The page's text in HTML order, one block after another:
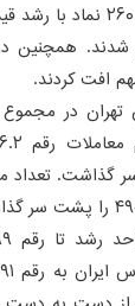
همچنین در
گذاشت. تعداد